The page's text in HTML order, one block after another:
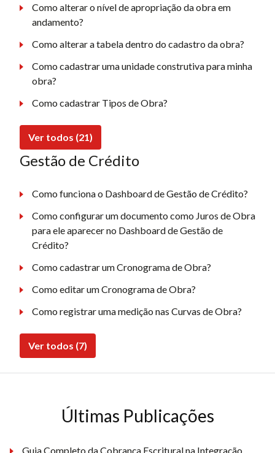
Como alterar o nível de apropriação da obra em
andamento?
Como alterar a tabela dentro do cadastro da obra?
Como cadastrar uma unidade construtiva para minha
obra?
Como cadastrar Tipos de Obra?
Ver todos (21)
Gestão de Crédito
Como funciona o Dashboard de Gestão de Crédito?
Como configurar um documento como Juros de Obra
para ele aparecer no Dashboard de Gestão de
Crédito?
Como cadastrar um Cronograma de Obra?
Como editar um Cronograma de Obra?
Como registrar uma medição nas Curvas de Obra?
Ver todos (7)
Últimas Publicações
Guia Completo da Cobrança Escritural na Integração